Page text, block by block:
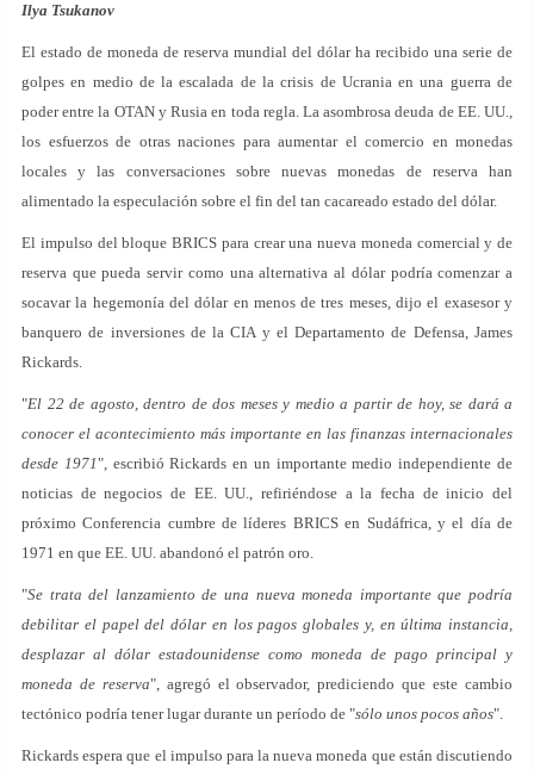
Ilya Tsukanov
El estado de moneda de reserva mundial del dólar ha recibido una serie de
golpes en medio de la escalada de la crisis de Ucrania en una guerra de
poder entre la OTAN y Rusia en toda regla. La asombrosa deuda de EE. UU.,
los esfuerzos de otras naciones para aumentar el comercio en monedas
locales y las conversaciones sobre nuevas monedas de reserva han
alimentado la especulación sobre el fin del tan cacareado estado del dólar.
El impulso del bloque BRICS para crear una nueva moneda comercial y de
reserva que pueda servir como una alternativa al dólar podría comenzar a
socavar la hegemonía del dólar en menos de tres meses, dijo el exasesor y
banquero de inversiones de la CIA y el Departamento de Defensa, James
Rickards.
"El 22 de agosto, dentro de dos meses y medio a partir de hoy, se dará a
conocer el acontecimiento más importante en las finanzas internacionales
desde 1971 ", escribió Rickards en un importante medio independiente de
noticias de negocios de EE. UU., refiriéndose a la fecha de inicio del
próximo Conferencia cumbre de líderes BRICS en Sudáfrica, y el día de
1971 en que EE. UU. abandonó el patrón oro.
"Se trata del lanzamiento de una nueva moneda importante que podría
debilitar el papel del dólar en los pagos globales y, en última instancia,
desplazar al dólar estadounidense como moneda de pago principal y
moneda de reserva", agregó el observador, prediciendo que este cambio
tectónico podría tener lugar durante un período de "sólo unos pocos años".
Rickards espera que el impulso para la nueva moneda que están discutiendo